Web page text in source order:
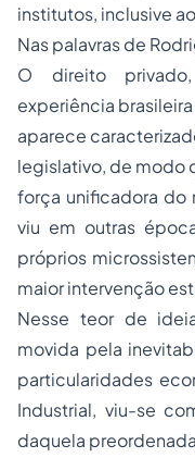
institutos, inclusive
Nas palavras de
O direito
experiência
aparece
legislativo, de modo
força unificadora do
viu em outras
próprios
maior intervenção
Nesse teor de
movida pela
particularidades
Industrial, viu-se
daquela